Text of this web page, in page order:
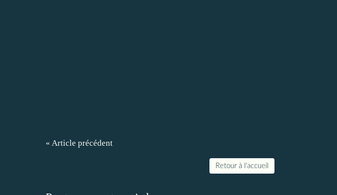
« Article précédent
Retour à l'accueil